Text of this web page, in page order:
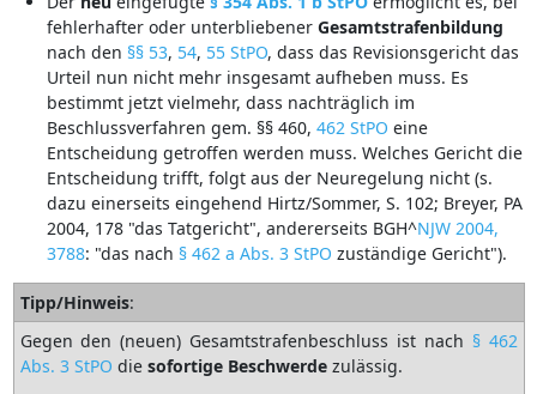
fehlerhafter oder unterbliebener Gesamtstrafenbildung
nach den §§ 53, 54, 55 StPO, dass das Revisionsgericht das
Urteil nun nicht mehr insgesamt aufheben muss. Es
bestimmt jetzt vielmehr, dass nachträglich im
Beschlussverfahren gem. §§ 460, 462 StPO eine
Entscheidung getroffen werden muss. Welches Gericht die
Entscheidung trifft, folgt aus der Neuregelung nicht (s.
dazu einerseits eingehend Hirtz/Sommer, S. 102; Breyer, PA
2004, 178 "das Tatgericht", andererseits BGH^NJW 2004,
3788: "das nach § 462 a Abs. 3 StPO zuständige Gericht").
Tipp/Hinweis:
Gegen den (neuen) Gesamtstrafenbeschluss ist nach § 462
Abs. 3 StPO die sofortige Beschwerdezulässig.